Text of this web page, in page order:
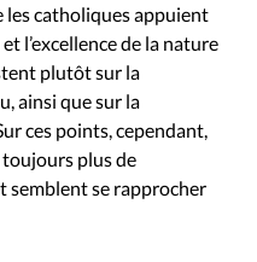
les catholiques appuient
l’excellence de la nature
plutôt sur la
ainsi que sur la
ces points, cependant,
plus de
semblent se rapprocher